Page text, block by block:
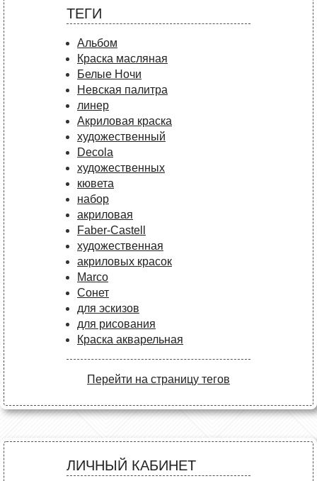
ТЕГИ
Альбом
Краска масляная
Белые Ночи
Невская палитра
линер
Акриловая краска
художественный
Decola
художественных
кювета
набор
акриловая
Faber-Castell
художественная
акриловых красок
Marco
Сонет
для эскизов
для рисования
Краска акварельная
Перейти на страницу тегов
ЛИЧНЫЙ КАБИНЕТ